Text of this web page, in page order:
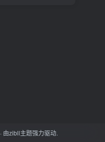
· 由zibll主题强力驱动.